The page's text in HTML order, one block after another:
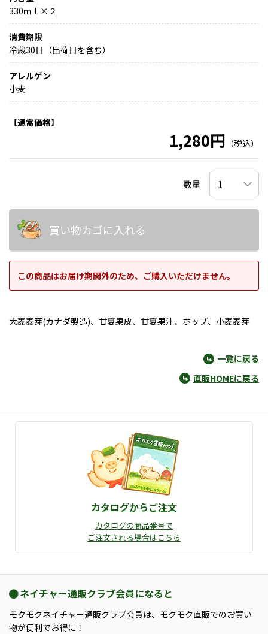
330ｍｌ×２
消費期限
冷蔵30日（出荷日を含む）
アレルゲン
小麦
【通常価格】
1,280円 （税込）
数量
買い物カゴに入れる
この商品はお届け期間外のため、ご購入いただけません。
大麦麦芽(カナダ製造)、甘夏果皮、甘夏果汁、ホップ、小麦麦芽
一覧に戻る
直販HOMEに戻る
カタログからご注文
カタログの商品番号で
ご注文される場合はこちら
ネイチャー通販クラブ会員になると
モクモクネイチャー通販クラブ会員は、モクモク直販でのお買い
物が便利でお得に！